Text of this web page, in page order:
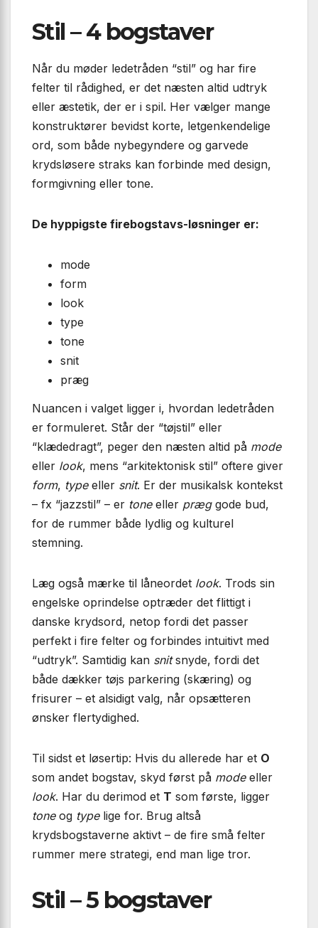
Stil – 4 bogstaver
Når du møder ledetråden “stil” og har fire
felter til rådighed, er det næsten altid udtryk
eller æstetik, der er i spil. Her vælger mange
konstruktører bevidst korte, letgenkendelige
ord, som både nybegyndere og garvede
krydsløsere straks kan forbinde med design,
formgivning eller tone.
De hyppigste firebogstavs-løsninger er:
mode
form
look
type
tone
snit
præg
Nuancen i valget ligger i, hvordan ledetråden
er formuleret. Står der “tøj­stil” eller
“klædedragt”, peger den næsten altid på mode
eller look, mens “arkitektonisk stil” oftere giver
form, typeeller snit. Er der musikalsk kontekst
– fx “jazz­stil” – er toneeller præggode bud,
for de rummer både lydlig og kulturel
stemning.
Læg også mærke til låneordet look. Trods sin
engelske oprindelse optræder det flittigt i
danske krydsord, netop fordi det passer
perfekt i fire felter og forbindes intuitivt med
“udtryk”. Samtidig kan snitsnyde, fordi det
både dækker tøjs parkering (skæring) og
frisurer – et alsidigt valg, når opsætteren
ønsker flertydighed.
Til sidst et løsertip: Hvis du allerede har et O
som andet bogstav, skyd først på modeeller
look. Har du derimod et T som første, ligger
toneog typelige for. Brug altså
krydsbogstaverne aktivt – de fire små felter
rummer mere strategi, end man lige tror.
Stil – 5 bogstaver